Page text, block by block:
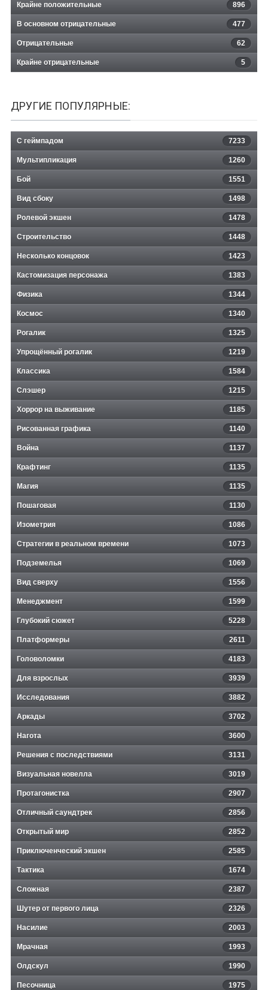
Крайне положительные 896
В основном отрицательные 477
Отрицательные 62
Крайне отрицательные 5
ДРУГИЕ ПОПУЛЯРНЫЕ:
С геймпадом 7233
Мультипликация 1260
Бой 1551
Вид сбоку 1498
Ролевой экшен 1478
Строительство 1448
Несколько концовок 1423
Кастомизация персонажа 1383
Физика 1344
Космос 1340
Рогалик 1325
Упрощённый рогалик 1219
Классика 1584
Слэшер 1215
Хоррор на выживание 1185
Рисованная графика 1140
Война 1137
Крафтинг 1135
Магия 1135
Пошаговая 1130
Изометрия 1086
Стратегии в реальном времени 1073
Подземелья 1069
Вид сверху 1556
Менеджмент 1599
Глубокий сюжет 5228
Платформеры 2611
Головоломки 4183
Для взрослых 3939
Исследования 3882
Аркады 3702
Нагота 3600
Решения с последствиями 3131
Визуальная новелла 3019
Протагонистка 2907
Отличный саундтрек 2856
Открытый мир 2852
Приключенческий экшен 2585
Тактика 1674
Сложная 2387
Шутер от первого лица 2326
Насилие 2003
Мрачная 1993
Олдскул 1990
Песочница 1975